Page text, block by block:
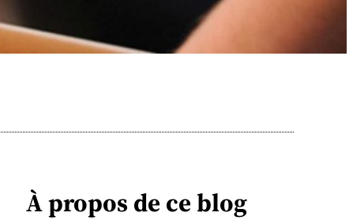
À propos de ce blog